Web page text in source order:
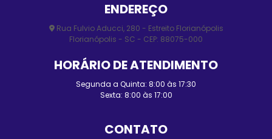
ENDEREÇO
Rua Fulvio Aducci, 280 - Estreito Florianópolis
Florianópolis - SC - CEP: 88075-000
HORÁRIO DE ATENDIMENTO
Segunda a Quinta: 8:00 às 17:30
Sexta: 8:00 às 17:00
CONTATO